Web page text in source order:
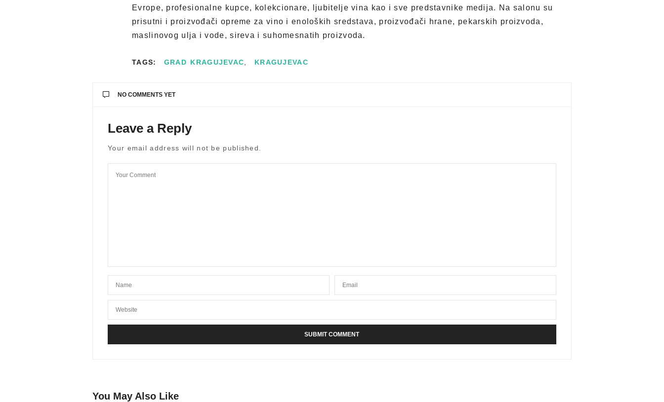
Evrope, profesionalne kupce, kolekcionare, ljubitelje vina kao i sve predstavnike medija. Na salonu su
prisutni i proizvođači opreme za vino i enoloških sredstava, proizvođači hrane, pekarskih proizvoda,
maslinovog ulja i vode, sireva i suhomesnatih proizvoda.
TAGS: GRAD KRAGUJEVAC KRAGUJEVAC
NO COMMENTS YET
Leave a Reply
Your email address will not be published.
You May Also Like